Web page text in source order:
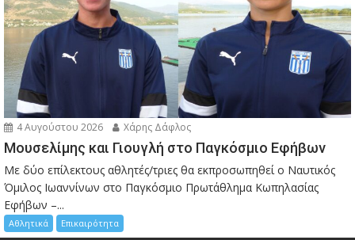
4 Αυγούστου 2026 Χάρης Δάφλος
Μουσελίμης και Γιουγλή στο Παγκόσμιο Εφήβων
Mε δύο επίλεκτους αθλητές/τριες θα εκπροσωπηθεί ο Ναυτικός
Όμιλος Ιωαννίνων στο Παγκόσμιο Πρωτάθλημα Κωπηλασίας
Εφήβων –...
Αθλητικά Επικαιρότητα